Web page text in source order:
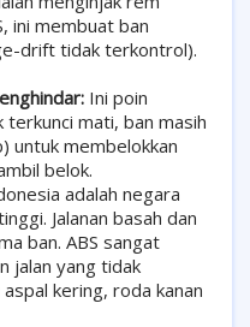
ini membuat ban
drift tidak terkontrol).
Ini poin
terkunci mati, ban masih
untuk membelokkan
belok.
adalah negara
Jalanan basah dan
ban. ABS sangat
jalan yang tidak
kering, roda kanan